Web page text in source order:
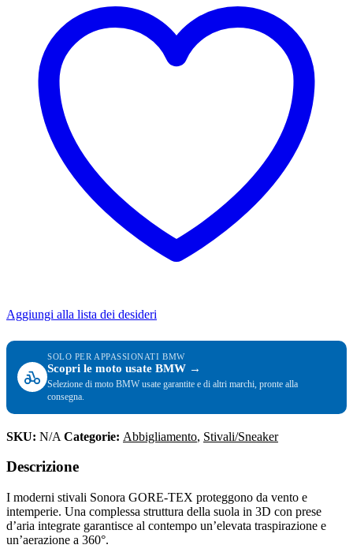
Aggiungi alla lista dei desideri
SOLO PER APPASSIONATI BMW
Scopri le moto usate BMW →
Selezione di moto BMW usate garantite e di altri marchi, pronte alla
consegna.
SKU: N/A Categorie: Abbigliamento, Stivali/Sneaker
Descrizione
I moderni stivali Sonora GORE-TEX proteggono da vento e
intemperie. Una complessa struttura della suola in 3D con prese
d’aria integrate garantisce al contempo un’elevata traspirazione e
un’aerazione a 360°.